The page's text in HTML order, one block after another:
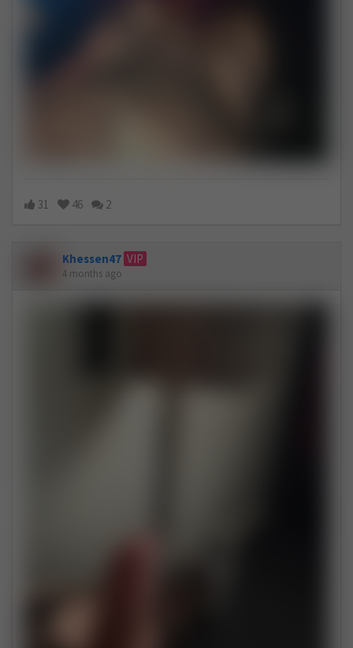
31 46 2
Khessen47 VIP
4 months ago